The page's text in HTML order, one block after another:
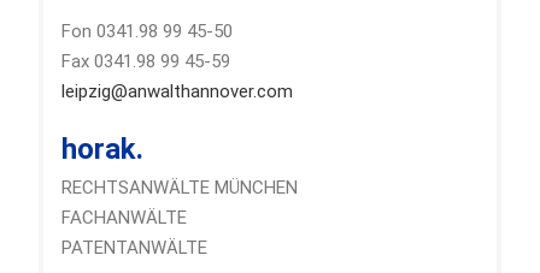
Fon 0341.98 99 45-50
Fax 0341.98 99 45-59
leipzig@anwalthannover.com
horak.
RECHTSANWÄLTE MÜNCHEN
FACHANWÄLTE
PATENTANWÄLTE